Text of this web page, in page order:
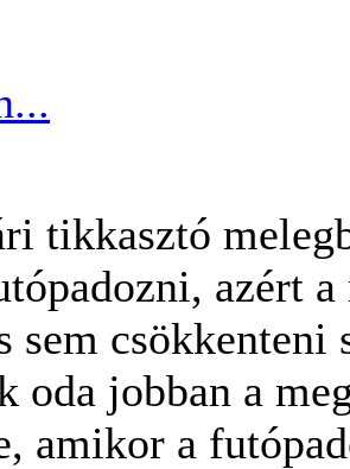
tikkasztó
azért
sem
oda jobban a
amikor a